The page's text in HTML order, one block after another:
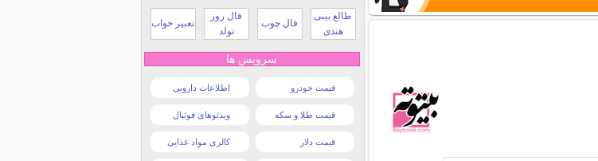
طالع بینی
هندی
فال چوب
فال روز
تولد
تعبیر خواب
سرویس ها
قیمت خودرو اطلاعات دارویی
قیمت طلا و سکه ویدئوهای فوتبال
قیمت دلار کالری مواد غذایی